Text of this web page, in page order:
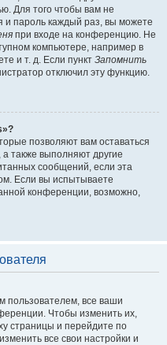
Для того чтобы вам не
и пароль каждый раз, вы можете
при входе на конференцию. Не
компьютере, например в
и т. д. Если пункт Запомнить
отключил эту функцию.
позволяют вам оставаться
также выполняют другие
сообщений, если эта
Если вы испытываете
конференции, возможно,
пользователем, все ваши
Чтобы изменить их,
страницы и перейдите по
все свои настройки и